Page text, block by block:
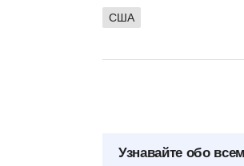
США
Узнавайте обо